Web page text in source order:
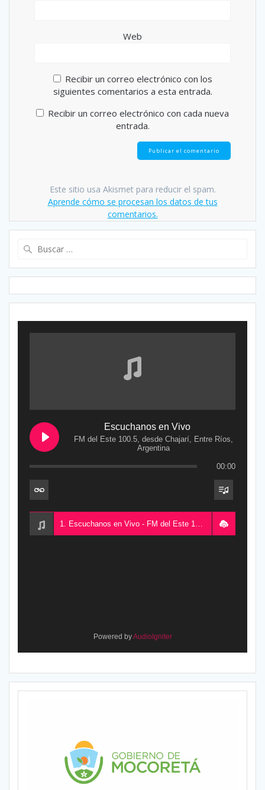
Web
Recibir un correo electrónico con los
siguientes comentarios a esta entrada.
Recibir un correo electrónico con cada nueva
entrada.
Este sitio usa Akismet para reducir el spam.
Aprende cómo se procesan los datos de tus
comentarios.
Escuchanos en Vivo
FM del Este 100.5, desde Chajarí, Entre Ríos,
Argentina
00:00
1. Escuchanos en Vivo - FM del Este 100.5, desde Chajarí, Entre Ríos, Argentina
Powered byAudioIgniter